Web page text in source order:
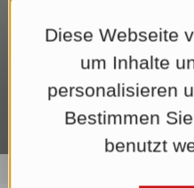
Jetzt
Diese Webseite
um Inhalte
personalisieren
Bestimmen
benutzt